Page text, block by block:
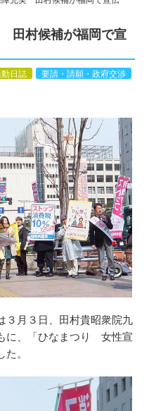
田村候補が福岡で宣
日誌 要請・請願・政府交渉
月３日、田村貴昭衆院九
に、「ひなまつり 女性宣
。